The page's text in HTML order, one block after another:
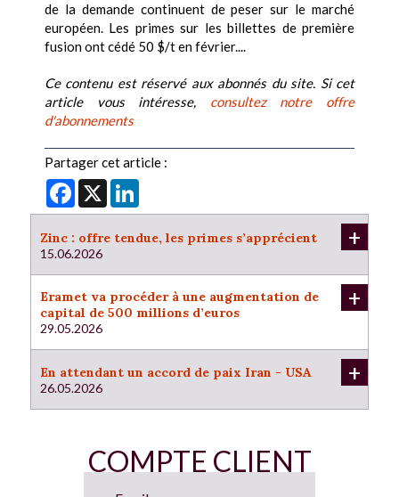
de la demande continuent de peser sur le marché
européen. Les primes sur les billettes de première
fusion ont cédé 50 $/t en février....
Ce contenu est réservé aux abonnés du site. Si cet
article vous intéresse, consultez notre offre
d'abonnements
Partager cet article :
Facebook
X
Zinc : offre tendue, les primes s’apprécient
15.06.2026
+
Eramet va procéder à une augmentation de
capital de 500 millions d’euros
29.05.2026
+
En attendant un accord de paix Iran - USA
26.05.2026
+
COMPTE CLIENT